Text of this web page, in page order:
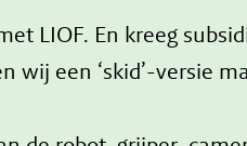
LIOF. En kreeg
wij een ‘skid’-versie